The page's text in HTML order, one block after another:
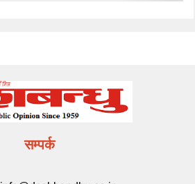
सम्पर्क